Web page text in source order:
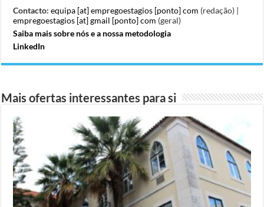
Contacto: equipa [at] empregoestagios [ponto] com (redação) |
empregoestagios [at] gmail [ponto] com (geral)
Saiba mais sobre nós e a nossa metodologia
LinkedIn
Mais ofertas interessantes para si